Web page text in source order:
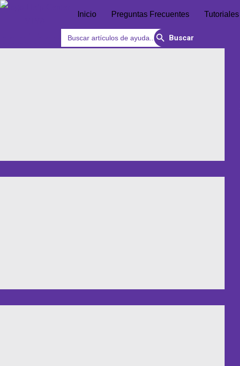
Inicio Preguntas Frecuentes Tutoriales
for:
Search Button